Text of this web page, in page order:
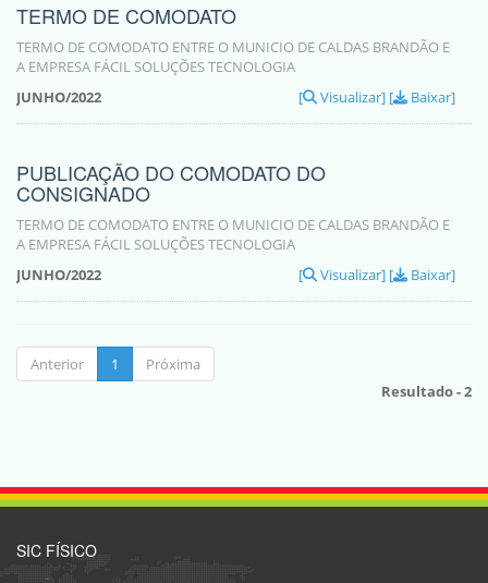
TERMO DE COMODATO
TERMO DE COMODATO ENTRE O MUNICIO DE CALDAS BRANDÃO E
A EMPRESA FÁCIL SOLUÇÕES TECNOLOGIA
JUNHO/2022
[ Visualizar] [ Baixar]
PUBLICAÇÃO DO COMODATO DO
CONSIGNADO
TERMO DE COMODATO ENTRE O MUNICIO DE CALDAS BRANDÃO E
A EMPRESA FÁCIL SOLUÇÕES TECNOLOGIA
JUNHO/2022
[ Visualizar] [ Baixar]
Anterior 1
Próxima
Resultado - 2
SIC FÍSICO